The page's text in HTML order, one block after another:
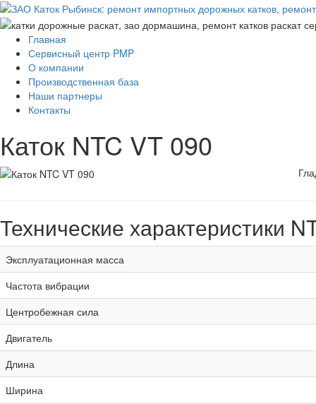
Главная
Сервисный центр PMP
О компании
Производственная база
Наши партнеры
Контакты
Каток NTC VT 090
Технические характеристики
Эксплуатационная масса
Частота вибрации
Центробежная сила
Двигатель
Длина
Ширина